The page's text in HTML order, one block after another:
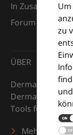
zu
In
Forum (EDF)
ÜBER
Dermatologie –
Tools für den
Mehr